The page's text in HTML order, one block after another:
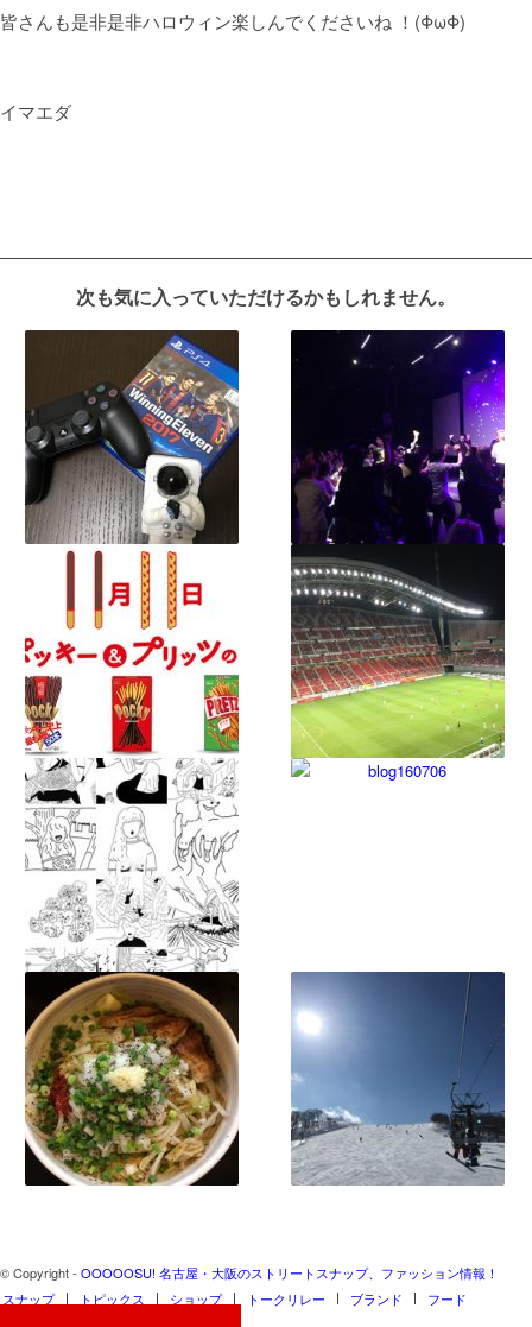
皆さんも是非是非ハロウィン楽しんでくださいね ！(ΦωΦ)
イマエダ
次も気に入っていただけるかもしれません。
© Copyright - OOOOOSU! 名古屋・大阪のストリートスナップ、ファッション情報！
スナップ
トピックス ショップ トークリレー ブランド フード
ABOUT US